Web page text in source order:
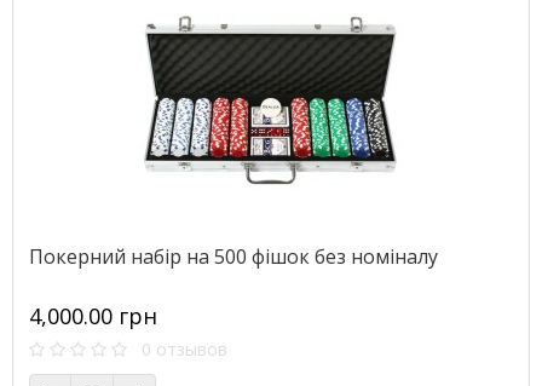
Покерний набір на 500 фішок без номіналу
4,000.00 грн
0 отзывов